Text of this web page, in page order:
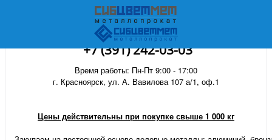
+7 (391) 242-03-03
Время работы: Пн-Пт 9:00 - 17:00
г. Красноярск, ул. А. Вавилова 107 а/1, оф.1
Цены действительны при покупке свыше 1 000 кг